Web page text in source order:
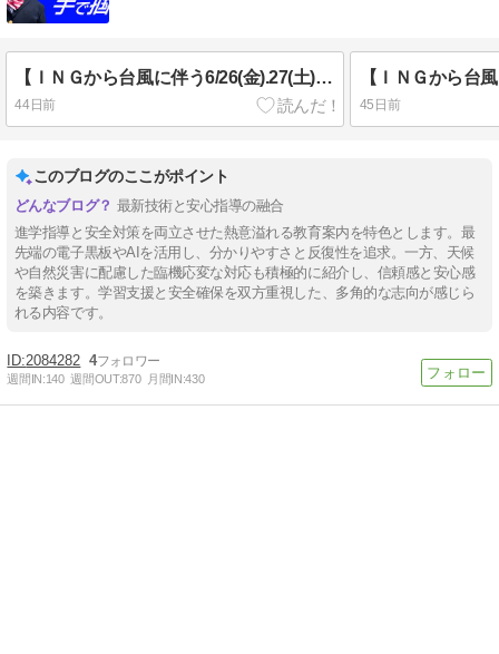
【ＩＮＧから台風に伴う6/26(金).27(土)授業のお知らせ】
44日前 45日前
このブログのここがポイント
最新技術と安心指導の融合
進学指導と安全対策を両立させた熱意溢れる教育案内を特色とします。最
先端の電子黒板やAIを活用し、分かりやすさと反復性を追求。一方、天候
や自然災害に配慮した臨機応変な対応も積極的に紹介し、信頼感と安心感
を築きます。学習支援と安全確保を双方重視した、多角的な志向が感じら
れる内容です。
2084282 4
週間IN:140 週間OUT:870 月間IN:430